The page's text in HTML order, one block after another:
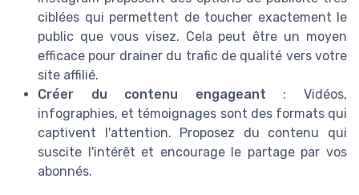
ciblées qui permettent de toucher exactement le
public que vous visez. Cela peut être un moyen
efficace pour drainer du trafic de qualité vers votre
site affilié.
Créer du contenu engageant : Vidéos,
infographies, et témoignages sont des formats qui
captivent l'attention. Proposez du contenu qui
suscite l'intérêt et encourage le partage par vos
abonnés.